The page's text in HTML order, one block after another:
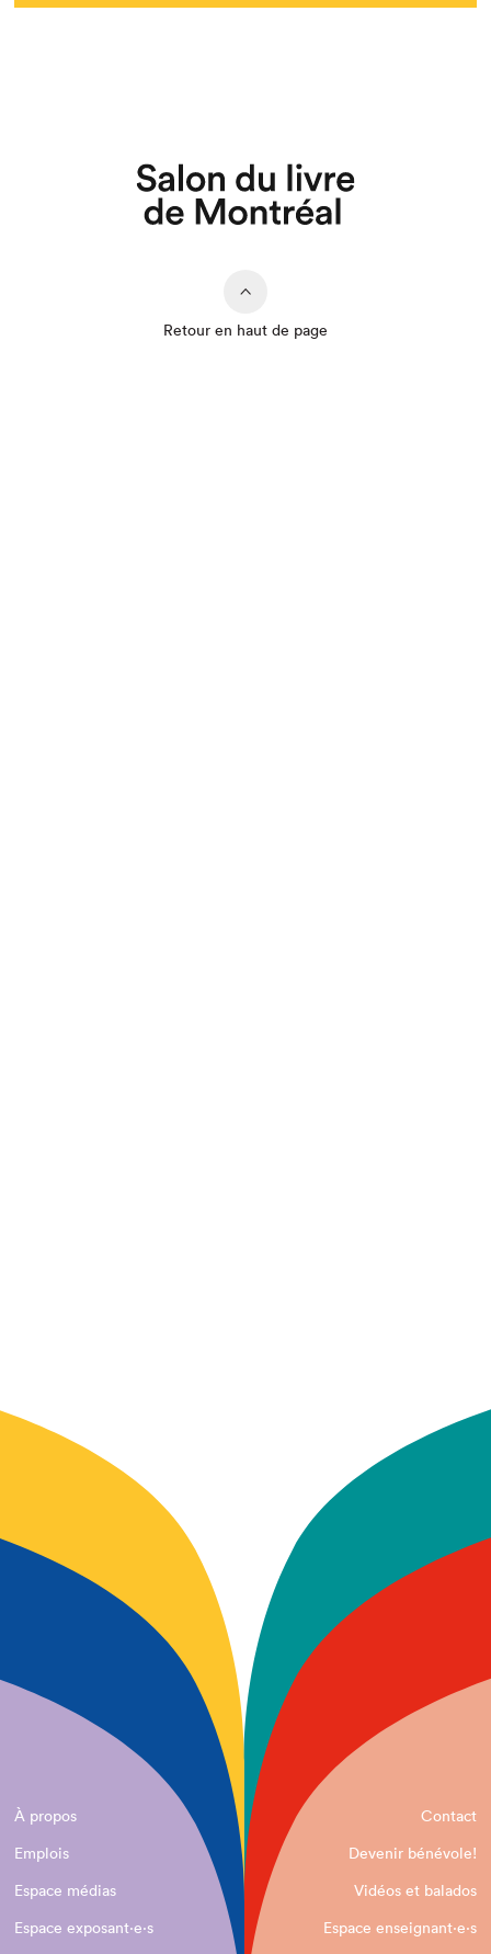
Retour en haut de page
À propos
Contact
Emplois
Devenir bénévole!
Espace médias
Vidéos et balados
Espace exposant·e⋅s
Espace enseignant·e⋅s